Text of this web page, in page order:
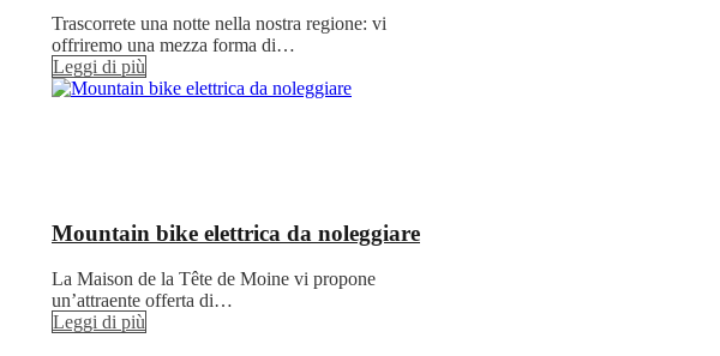
Trascorrete una notte nella nostra regione: vi
offriremo una mezza forma di…
Leggi di più
Mountain bike elettrica da noleggiare
La Maison de la Tête de Moine vi propone
un’attraente offerta di…
Leggi di più